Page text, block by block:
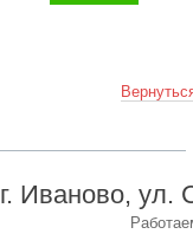
г. Иваново, ул.